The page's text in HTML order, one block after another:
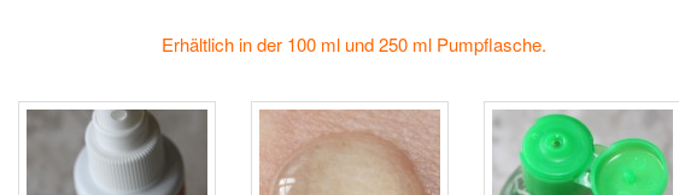
Erhältlich in der 100 ml und 250 ml Pumpflasche.